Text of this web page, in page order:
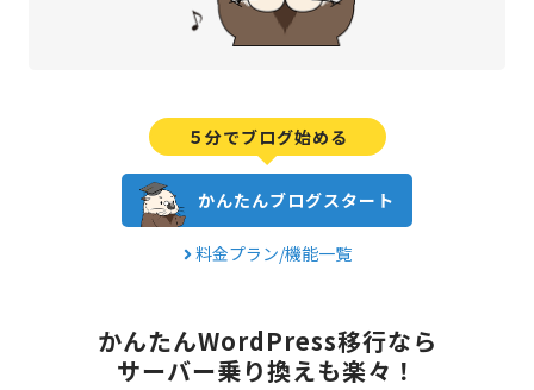
５分でブログ始める
かんたんブログスタート
料金プラン/機能一覧
かんたんWordPress移行なら
サーバー乗り換えも楽々！